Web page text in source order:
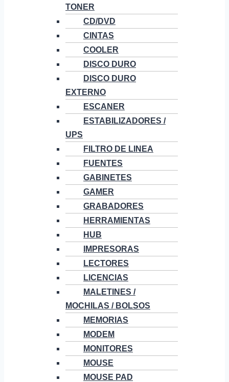
TONER
CD/DVD
CINTAS
COOLER
DISCO DURO
DISCO DURO
EXTERNO
ESCANER
ESTABILIZADORES /
UPS
FILTRO DE LINEA
FUENTES
GABINETES
GAMER
GRABADORES
HERRAMIENTAS
HUB
IMPRESORAS
LECTORES
LICENCIAS
MALETINES /
MOCHILAS / BOLSOS
MEMORIAS
MODEM
MONITORES
MOUSE
MOUSE PAD